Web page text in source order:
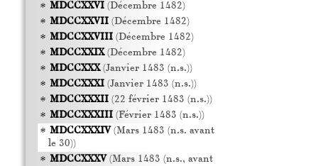
MDCCXXVI(Décembre 1482)
MDCCXXVII(Décembre 1482)
MDCCXXVIII(Décembre 1482)
MDCCXXIX(Décembre 1482)
MDCCXXX(Janvier 1483 (n.s.))
MDCCXXXI(Janvier 1483 (n.s.))
MDCCXXXII(22 février 1483 (n.s.))
MDCCXXXIII(Février 1483 (n.s.))
MDCCXXXIV(Mars 1483 (n.s. avant
le 30))
MDCCXXXV(Mars 1483 (n.s., avant